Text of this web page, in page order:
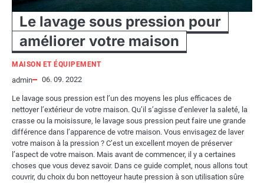
Le lavage sous pression pour
améliorer votre maison
MAISON ET ÉQUIPEMENT
admin 06. 09. 2022
Le lavage sous pression est l’un des moyens les plus efficaces de
nettoyer l’extérieur de votre maison. Qu’il s’agisse d’enlever la saleté, la
crasse ou la moisissure, le lavage sous pression peut faire une grande
différence dans l’apparence de votre maison. Vous envisagez de laver
votre maison à la pression ? C’est un excellent moyen de préserver
l’aspect de votre maison. Mais avant de commencer, il y a certaines
choses que vous devez savoir. Dans ce guide complet, nous allons tout
couvrir, du choix du bon nettoyeur haute pression à son utilisation sûre